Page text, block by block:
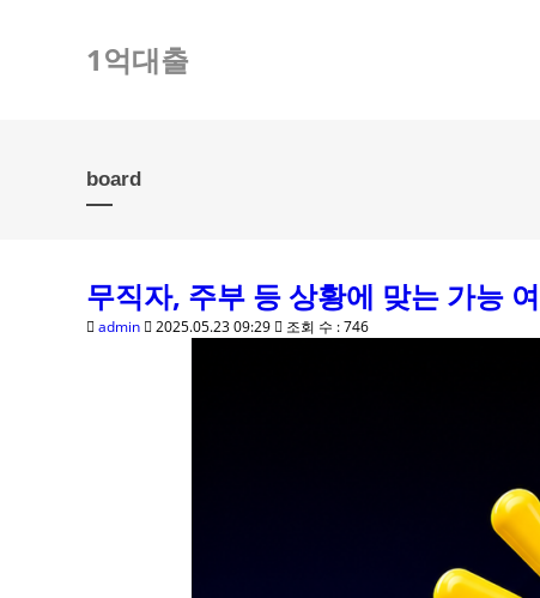
1억대출
board
무직자, 주부 등 상황에 맞는 가능
admin 2025.05.23 09:29 조회 수 : 746